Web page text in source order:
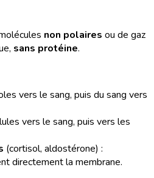
non polaires ou de gaz
sans protéine.
vers le sang, puis du sang vers
vers le sang, puis vers les
(cortisol, aldostérone) :
directement la membrane.